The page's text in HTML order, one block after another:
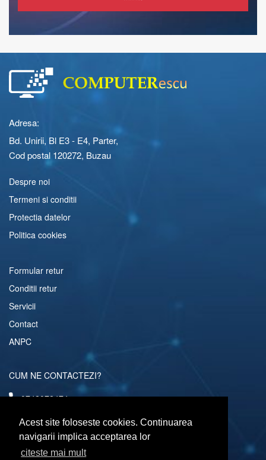
Acest site foloseste cookies. Continuarea
navigarii implica acceptarea lor
citeste mai mult
Adresa:
Bd. Unirii, Bl E3 - E4, Parter,
Cod postal 120272, Buzau
Despre noi
Termeni si conditii
Protectia datelor
Politica cookies
Formular retur
Conditii retur
Servicii
Contact
ANPC
CUM NE CONTACTEZI?
0742072474
comenzi@computerescu.ro
URMARESTE-NE SI PE